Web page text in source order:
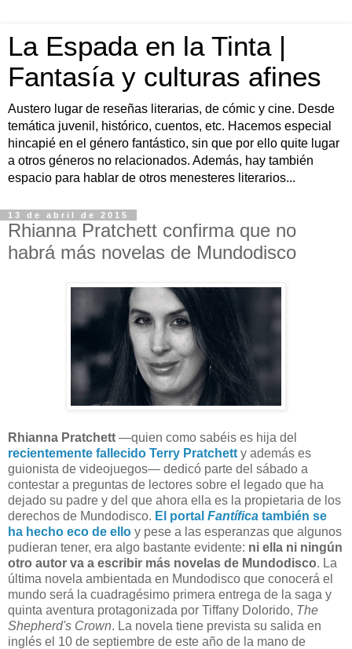
La Espada en la Tinta |
Fantasía y culturas afines
Austero lugar de reseñas literarias, de cómic y cine. Desde
temática juvenil, histórico, cuentos, etc. Hacemos especial
hincapié en el género fantástico, sin que por ello quite lugar
a otros géneros no relacionados. Además, hay también
espacio para hablar de otros menesteres literarios...
13 de abril de 2015
Rhianna Pratchett confirma que no
habrá más novelas de Mundodisco
Rhianna Pratchett —quien como sabéis es hija del
recientemente fallecido Terry Pratchett y además es
guionista de videojuegos— dedicó parte del sábado a
contestar a preguntas de lectores sobre el legado que ha
dejado su padre y del que ahora ella es la propietaria de los
derechos de Mundodisco. El portal Fantífica también se
ha hecho eco de ello y pese a las esperanzas que algunos
pudieran tener, era algo bastante evidente: ni ella ni ningún
otro autor va a escribir más novelas de Mundodisco. La
última novela ambientada en Mundodisco que conocerá el
mundo será la cuadragésimo primera entrega de la saga y
quinta aventura protagonizada por Tiffany Dolorido, The
Shepherd's Crown. La novela tiene prevista su salida en
inglés el 10 de septiembre de este año de la mano de